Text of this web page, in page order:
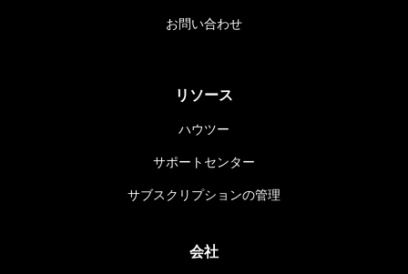
お問い合わせ
リソース
ハウツー
サポートセンター
サブスクリプションの管理
会社